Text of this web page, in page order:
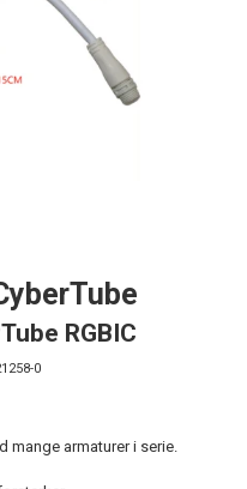
RGBIC
0
armaturer i serie.